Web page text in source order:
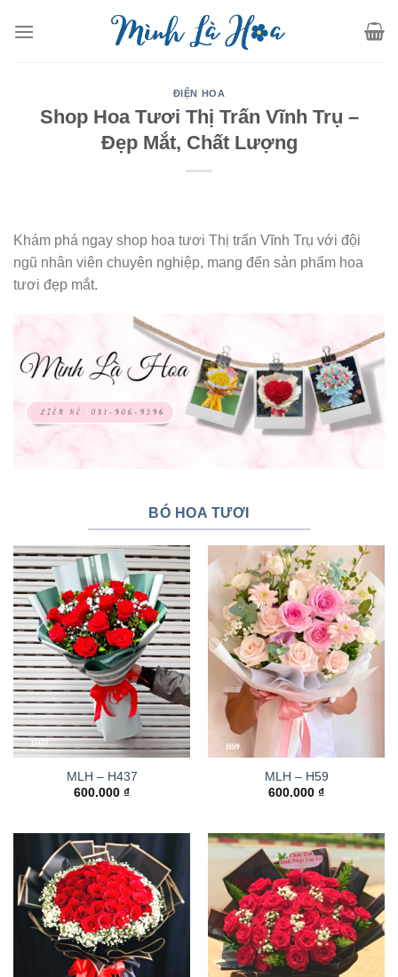
ĐIỆN HOA
Shop Hoa Tươi Thị Trấn Vĩnh Trụ –
Đẹp Mắt, Chất Lượng
Khám phá ngay shop hoa tươi Thị trấn Vĩnh Trụ với đội
ngũ nhân viên chuyên nghiệp, mang đến sản phẩm hoa
tươi đẹp mắt.
BÓ HOA TƯƠI
MLH – H437
600.000 ₫
MLH – H59
600.000 ₫